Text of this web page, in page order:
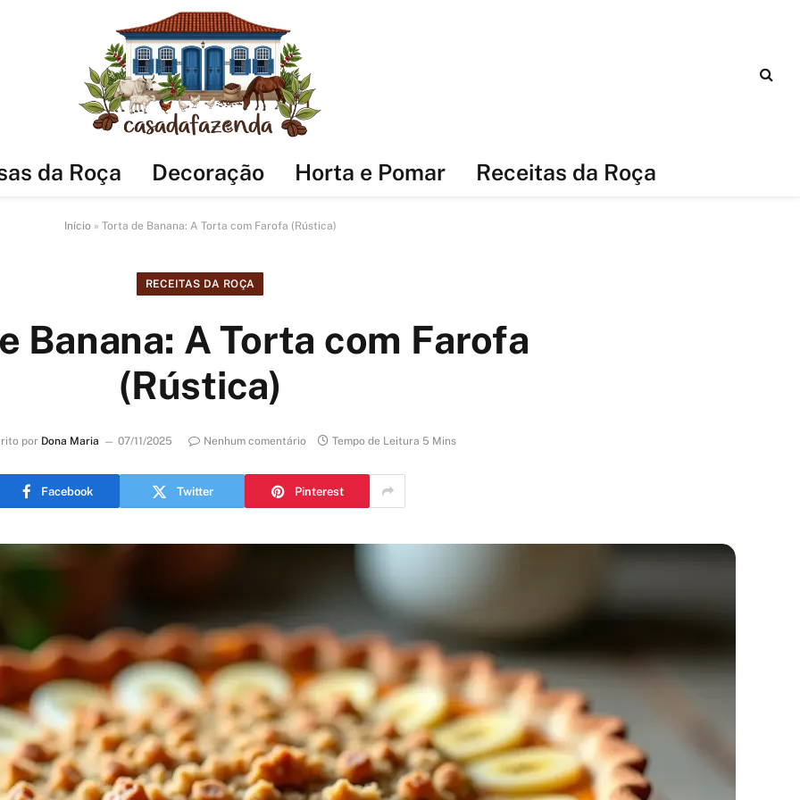
da Roça Decoração Horta e Pomar Receitas da Roça
Início » Torta de Banana: A Torta com Farofa (Rústica)
RECEITAS DA ROÇA
Banana: A Torta com Farofa
(Rústica)
por Dona Maria 07/11/2025 Nenhum comentário Tempo de Leitura 5 Mins
Facebook Twitter Pinterest